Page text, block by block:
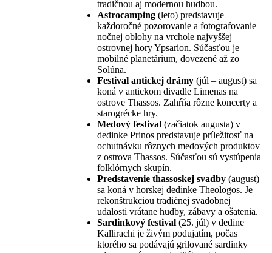
tradičnou aj modernou hudbou.
Astrocamping (leto) predstavuje
každoročné pozorovanie a fotografovanie
nočnej oblohy na vrchole najvyššej
ostrovnej horyYpsarion. Súčasťou je
mobilné planetárium, dovezené až zo
Solúna.
Festival antickej drámy (júl – august) sa
koná v antickom divadle Limenas na
ostrove Thassos. Zahŕňa rôzne koncerty a
starogrécke hry.
Medový festival (začiatok augusta) v
dedinke Prinos predstavuje príležitosť na
ochutnávku rôznych medových produktov
z ostrova Thassos. Súčasťou sú vystúpenia
folklórnych skupín.
Predstavenie thassoskej svadby (august)
sa koná v horskej dedinke Theologos. Je
rekonštrukciou tradičnej svadobnej
udalosti vrátane hudby, zábavy a ošatenia.
Sardinkový festival (25. júl) v dedine
Kallirachi je živým podujatím, počas
ktorého sa podávajú grilované sardinky